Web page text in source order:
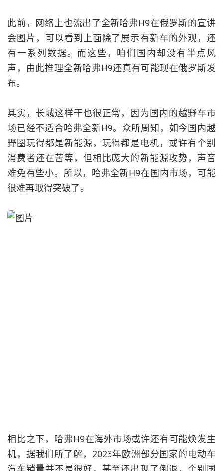
此前，网络上也流出了全新哈弗H9在俄罗斯的宣讲
会图片，可以看到上面除了展示有新车的外观，还
有一系列数据。而这些，咱们国内却没有半点风
声，由此推理全新哈弗H9还真有可能现在俄罗斯发
布。
其实，长城这样干也很正常，因为国内的越野车市
场已经不适合哈弗全新H9。众所周知，如今国内越
野圈玩得都是新能源，玩得都是电机，或许有个别
消费者还在苦等，但相比庞大的新能源攻势，声音
难免有些小。所以，哈弗全新H9在国内市场，可能
很难再取得突破了。
相比之下，哈弗H9在海外市场或许还有可能焕发生
机，据我们所了解，2023年欧洲部分国家的电动车